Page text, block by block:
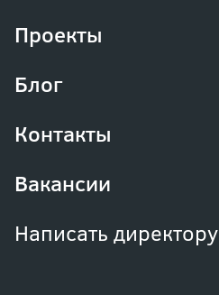
Проекты
Блог
Контакты
Вакансии
Написать директору